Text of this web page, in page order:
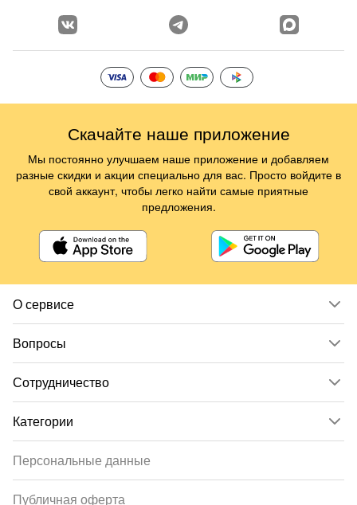
О сервисе
Вопросы
Сотрудничество
Категории
Персональные данные
Публичная оферта
Скачайте наше приложение
Мы постоянно улучшаем наше приложение и добавляем
разные скидки и акции специально для вас. Просто войдите в
свой аккаунт, чтобы легко найти самые приятные
предложения.